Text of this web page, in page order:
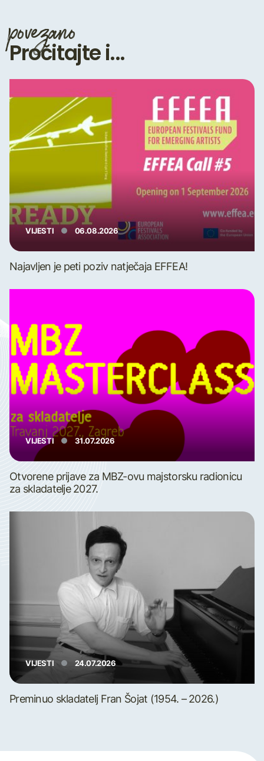
povezano
Pročitajte i...
VIJESTI 06.08.2026
Najavljen je peti poziv natječaja EFFEA!
VIJESTI 31.07.2026
Otvorene prijave za MBZ-ovu majstorsku radionicu
za skladatelje 2027.
VIJESTI 24.07.2026
Preminuo skladatelj Fran Šojat (1954. – 2026.)